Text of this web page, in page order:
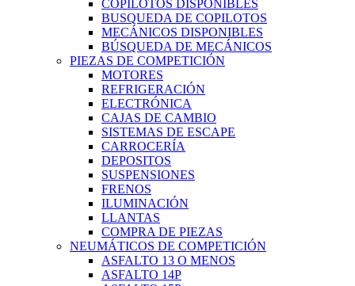
COPILOTOS DISPONIBLES
BUSQUEDA DE COPILOTOS
MECÁNICOS DISPONIBLES
BÚSQUEDA DE MECÁNICOS
PIEZAS DE COMPETICIÓN
MOTORES
REFRIGERACIÓN
ELECTRÓNICA
CAJAS DE CAMBIO
SISTEMAS DE ESCAPE
CARROCERÍA
DEPOSITOS
SUSPENSIONES
FRENOS
ILUMINACIÓN
LLANTAS
COMPRA DE PIEZAS
NEUMÁTICOS DE COMPETICIÓN
ASFALTO 13 O MENOS
ASFALTO 14P